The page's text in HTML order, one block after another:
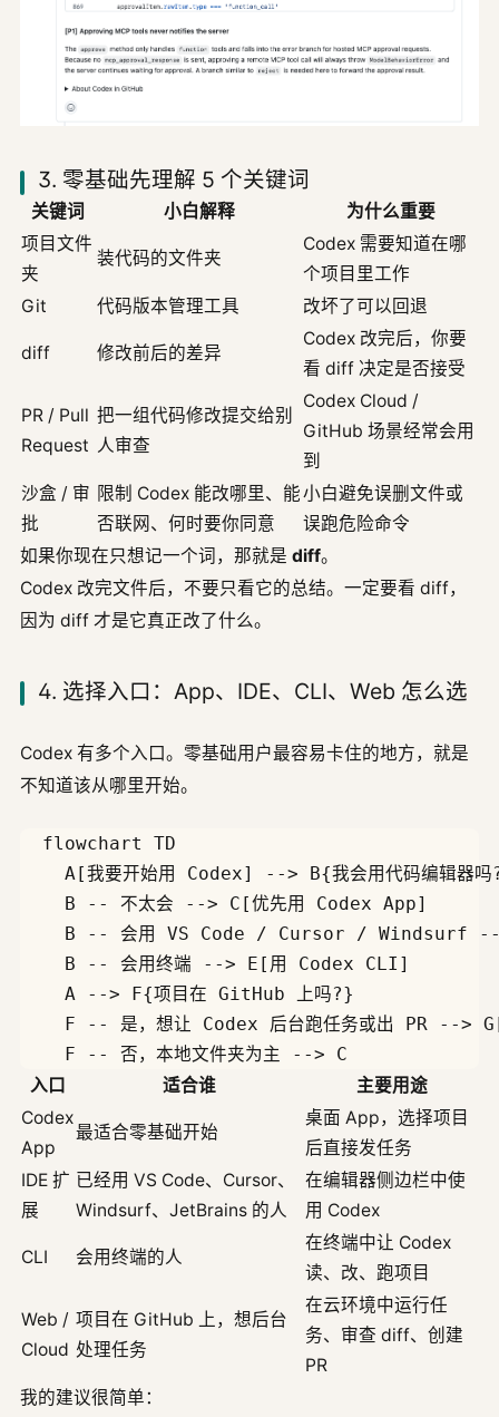
3. 零基础先理解 5 个关键词
关键词 小白解释
为什么重要
项目文件
夹
装代码的文件夹
Codex 需要知道在哪
个项目里工作
Git
代码版本管理工具 改坏了可以回退
diff 修改前后的差异
Codex 改完后，你要
看 diff 决定是否接受
PR / Pull
Request
把一组代码修改提交给别
人审查
Codex Cloud /
GitHub 场景经常会用
到
沙盒 / 审
批
限制 Codex 能改哪里、能
否联网、何时要你同意
小白避免误删文件或
误跑危险命令
如果你现在只想记一个词，那就是 diff。
Codex 改完文件后，不要只看它的总结。一定要看 diff，
因为 diff 才是它真正改了什么。
4. 选择入口：App、IDE、CLI、Web 怎么选
Codex 有多个入口。零基础用户最容易卡住的地方，就是
不知道该从哪里开始。
  flowchart TD
A[我要开始用 Codex] --> B{我会用代码编辑器吗
    B -- 不太会 --> C[优先用 Codex App]
B -- 会用 VS Code / Cursor / Windsurf
    B -- 会用终端 --> E[用 Codex CLI]
    A --> F{项目在 GitHub 上吗?}
F -- 是，想让 Codex 后台跑任务或出 PR -->
入口
适合谁
主要用途
Codex
App
最适合零基础开始
桌面 App，选择项目
后直接发任务
IDE 扩
展
已经用 VS Code、Cursor、
Windsurf、JetBrains 的人
在编辑器侧边栏中使
用 Codex
CLI 会用终端的人
在终端中让 Codex
读、改、跑项目
Web /
Cloud
项目在 GitHub 上，想后台
处理任务
在云环境中运行任
务、审查 diff、创建
PR
我的建议很简单：